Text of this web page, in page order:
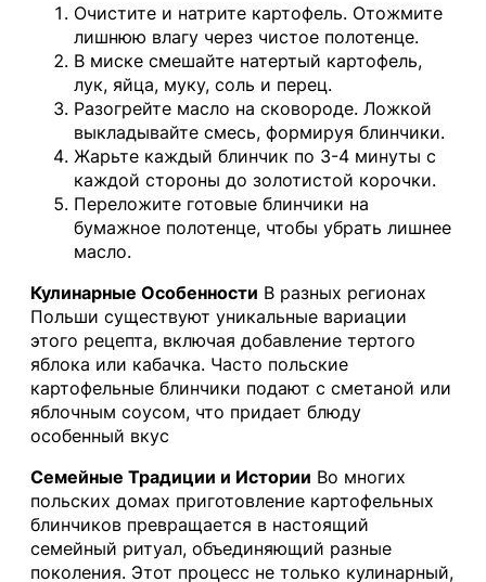
Очистите и натрите картофель. Отожмите
лишнюю влагу через чистое полотенце.
В миске смешайте натертый картофель,
лук, яйца, муку, соль и перец.
Разогрейте масло на сковороде. Ложкой
выкладывайте смесь, формируя блинчики.
Жарьте каждый блинчик по 3-4 минуты с
каждой стороны до золотистой корочки.
Переложите готовые блинчики на
бумажное полотенце, чтобы убрать лишнее
масло.
Кулинарные Особенности В разных регионах
Польши существуют уникальные вариации
этого рецепта, включая добавление тертого
яблока или кабачка. Часто польские
картофельные блинчики подают с сметаной или
яблочным соусом, что придает блюду
особенный вкус
Семейные Традиции и Истории Во многих
польских домах приготовление картофельных
блинчиков превращается в настоящий
семейный ритуал, объединяющий разные
поколения. Этот процесс не только кулинарный,